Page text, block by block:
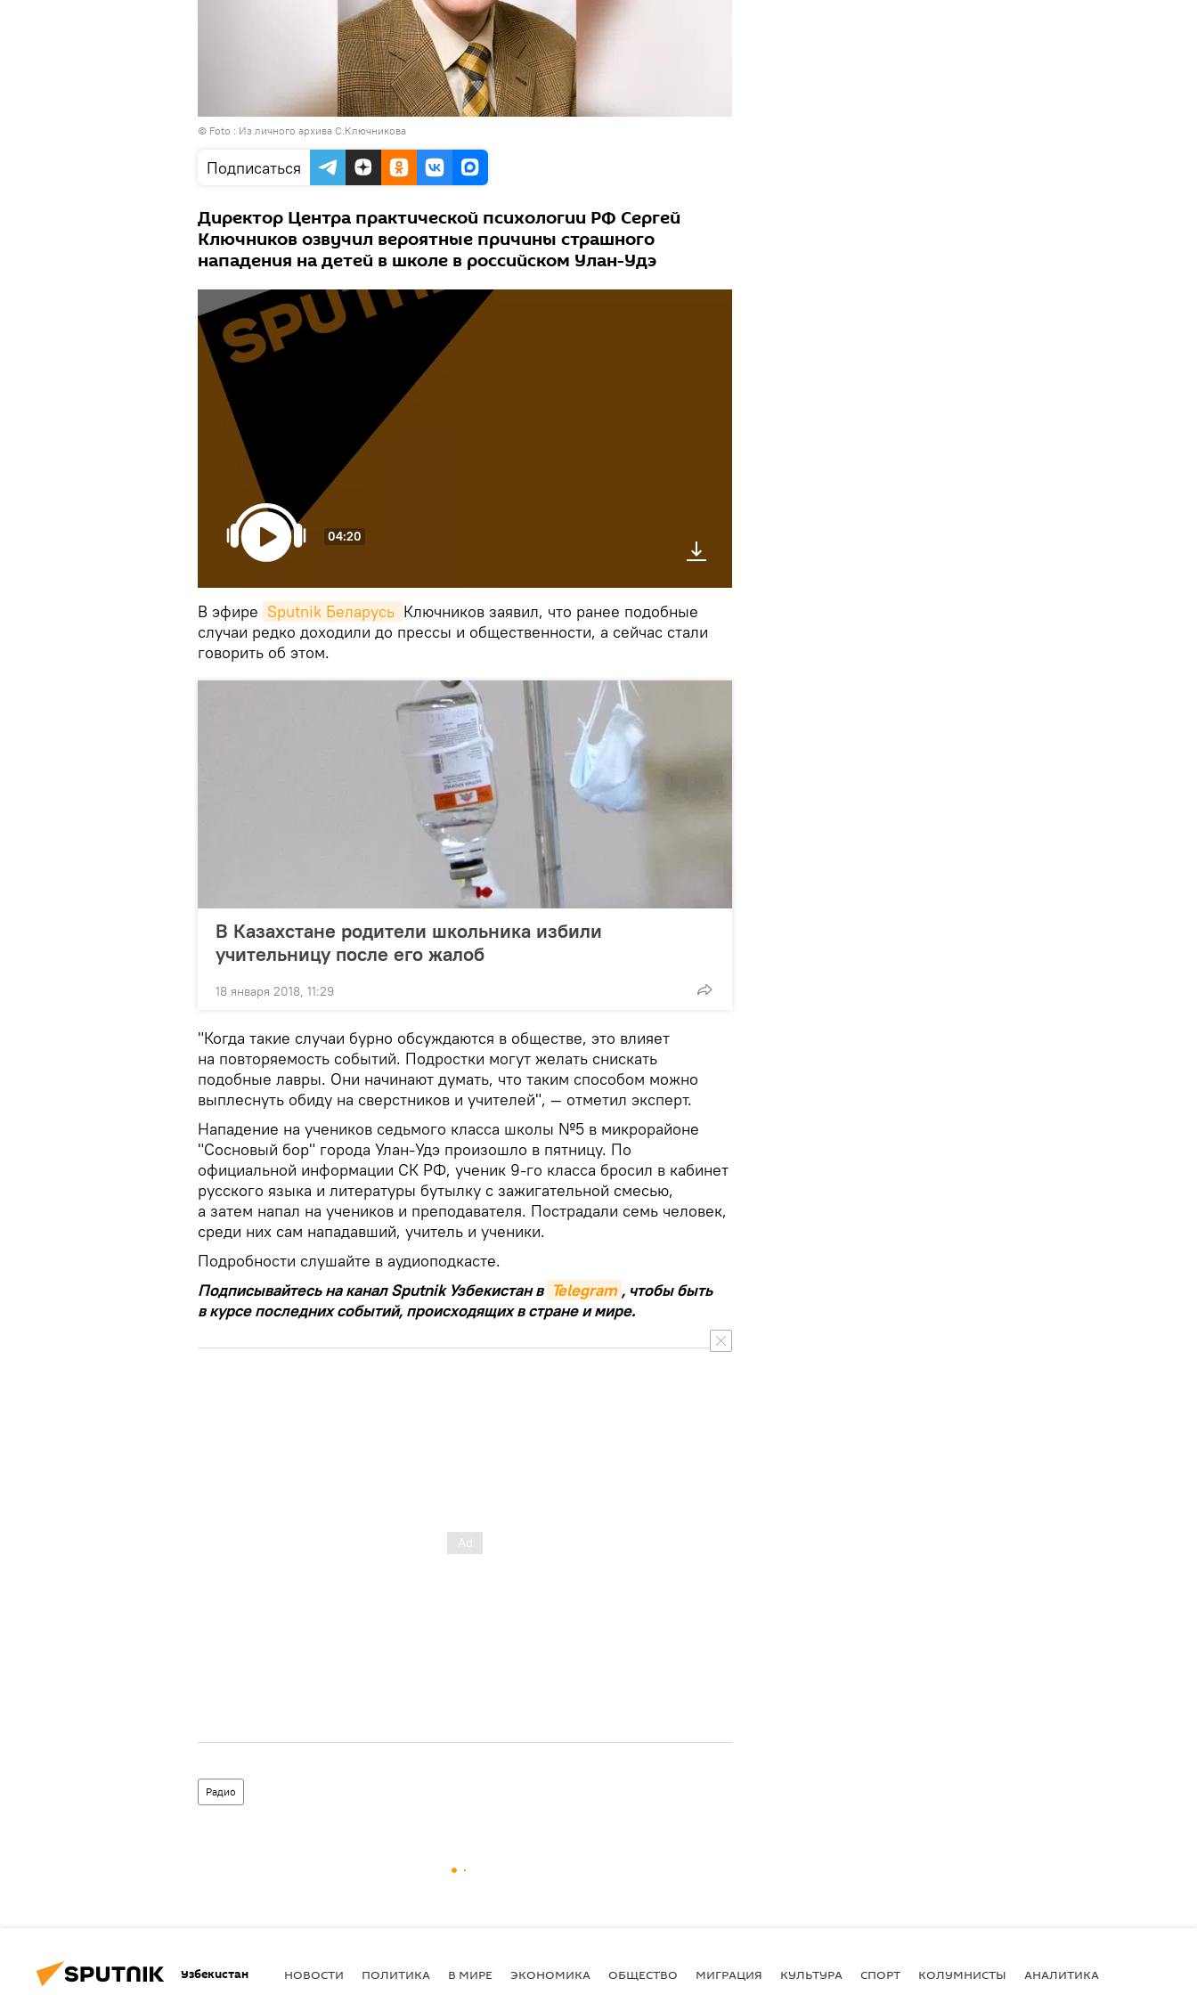
© Foto : Из личного архива С.Ключникова
Подписаться
Директор Центра практической психологии РФ Сергей
Ключников озвучил вероятные причины страшного
нападения на детей в школе в российском Улан-Удэ
04:20
В эфире Sputnik Беларусь Ключников заявил, что ранее подобные
случаи редко доходили до прессы и общественности, а сейчас стали
говорить об этом.
В Казахстане родители школьника избили
учительницу после его жалоб
18 января 2018, 11:29
"Когда такие случаи бурно обсуждаются в обществе, это влияет
на повторяемость событий. Подростки могут желать снискать
подобные лавры. Они начинают думать, что таким способом можно
выплеснуть обиду на сверстников и учителей", — отметил эксперт.
Нападение на учеников седьмого класса школы №5 в микрорайоне
"Сосновый бор" города Улан-Удэ произошло в пятницу. По
официальной информации СК РФ, ученик 9-го класса бросил в кабинет
русского языка и литературы бутылку с зажигательной смесью,
а затем напал на учеников и преподавателя. Пострадали семь человек,
среди них сам нападавший, учитель и ученики.
Подробности слушайте в аудиоподкасте.
Подписывайтесь на канал Sputnik Узбекистан в Telegram , чтобы быть
в курсе последних событий, происходящих в стране и мире.
Радио
Узбекистан НОВОСТИ ПОЛИТИКА В МИРЕ ЭКОНОМИКА ОБЩЕСТВО МИГРАЦИЯ КУЛЬТУРА СПОРТ КОЛУМНИСТЫ АНАЛИТИКА